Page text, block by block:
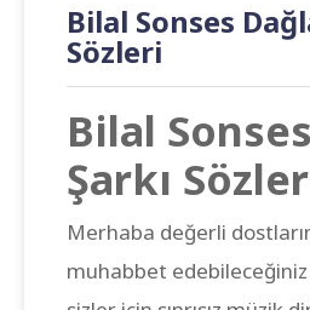
Bilal Sonses
Sözleri
Bilal
Şarkı
Merhaba değerli
muhabbet